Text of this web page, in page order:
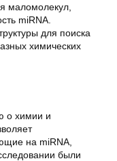
маломолекул,
miRNA.
для поиска
химических
о химии и
на miRNA,
были